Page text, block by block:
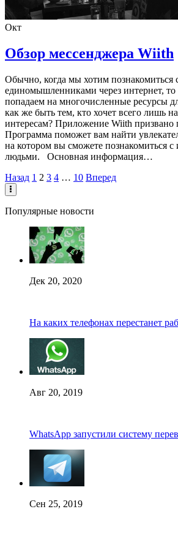
Окт
Обзор мессенджера Wiith
Обычно, когда мы хотим познакомиться
единомышленниками через интернет, то
попадаем на многочисленные ресурсы
как же быть тем, кто хочет всего лишь
интересам? Приложение Wiith
Программа поможет вам найти
на котором вы сможете познакомиться
людьми. Основная информация…
Назад 1 2 3 4 … 10 Вперед
Популярные новости
Дек 20, 2020
На каких телефонах перестанет
Авг 20, 2019
WhatsApp запустили систему
Сен 25, 2019